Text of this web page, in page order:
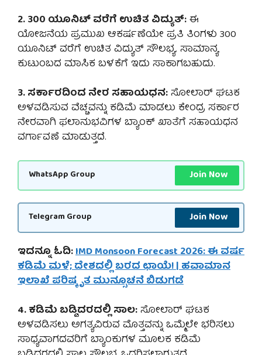
2. 300 ಯೂನಿಟ್ ವರೆಗೆ ಉಚಿತ ವಿದ್ಯುತ್:ಈ
ಯೋಜನೆಯ ಪ್ರಮುಖ ಆಕರ್ಷಣೆಯೇ ಪ್ರತಿ ತಿಂಗಳು 300
ಯೂನಿಟ್ ವರೆಗೆ ಉಚಿತ ವಿದ್ಯುತ್ ಸೌಲಭ್ಯ. ಸಾಮಾನ್ಯ
ಕುಟುಂಬದ ಮಾಸಿಕ ಬಳಕೆಗೆ ಇದು ಸಾಕಾಗಬಹುದು.
3. ಸರ್ಕಾರದಿಂದ ನೇರ ಸಹಾಯಧನ:ಸೋಲಾರ್ ಘಟಕ
ಅಳವಡಿಸುವ ವೆಚ್ಚವನ್ನು ಕಡಿಮೆ ಮಾಡಲು ಕೇಂದ್ರ ಸರ್ಕಾರ
ನೇರವಾಗಿ ಫಲಾನುಭವಿಗಳ ಬ್ಯಾಂಕ್ ಖಾತೆಗೆ ಸಹಾಯಧನ
ವರ್ಗಾವಣೆ ಮಾಡುತ್ತದೆ.
WhatsApp Group Join Now
Telegram Group Join Now
ಇದನ್ನೂ ಓದಿ:IMD Monsoon Forecast 2026: ಈ ವರ್ಷ
ಕಡಿಮೆ ಮಳೆ; ದೇಶದಲ್ಲಿ ಬರದ ಛಾಯೆ! | ಹವಾಮಾನ
ಇಲಾಖೆ ಪರಿಷ್ಕೃತ ಮುನ್ಸೂಚನೆ ಬಿಡುಗಡೆ
4. ಕಡಿಮೆ ಬಡ್ಡಿದರದಲ್ಲಿ ಸಾಲ:ಸೋಲಾರ್ ಘಟಕ
ಅಳವಡಿಸಲು ಅಗತ್ಯವಿರುವ ಮೊತ್ತವನ್ನು ಒಮ್ಮೆಲೇ ಭರಿಸಲು
ಸಾಧ್ಯವಾಗದವರಿಗೆ ಬ್ಯಾಂಕುಗಳ ಮೂಲಕ ಕಡಿಮೆ